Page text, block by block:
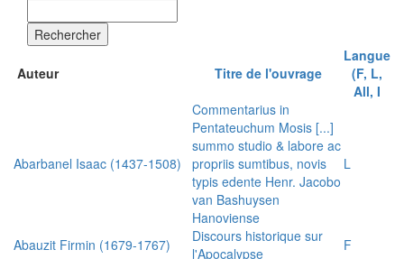
Rechercher
Auteur Titre de l'ouvrage
Langue
(F, L,
All, I
Abarbanel Isaac (1437-1508)
Commentarius in
Pentateuchum Mosis [...]
summo studio & labore ac
propriis sumtibus, novis
typis edente Henr. Jacobo
van Bashuysen
Hanoviense
L
Abauzit Firmin (1679-1767)
Discours historique sur
l'Apocalypse
F